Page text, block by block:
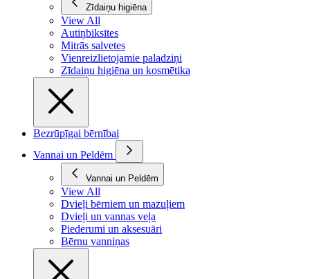
Zīdaiņu higiēna
View All
Autiņbiksītes
Mitrās salvetes
Vienreizlietojamie paladziņi
Zīdaiņu higiēna un kosmētika
Bezrūpīgai bērnībai
Vannai un Peldēm
Vannai un Peldēm
View All
Dvieļi bērniem un mazuļiem
Dvieļi un vannas veļa
Piederumi un aksesuāri
Bērnu vanniņas